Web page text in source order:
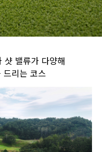
샷 밸류가 다양해
드리는 코스